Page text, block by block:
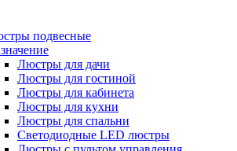
подвесные
Люстры для дачи
Люстры для гостиной
Люстры для кабинета
Люстры для кухни
Люстры для спальни
Светодиодные LED люстры